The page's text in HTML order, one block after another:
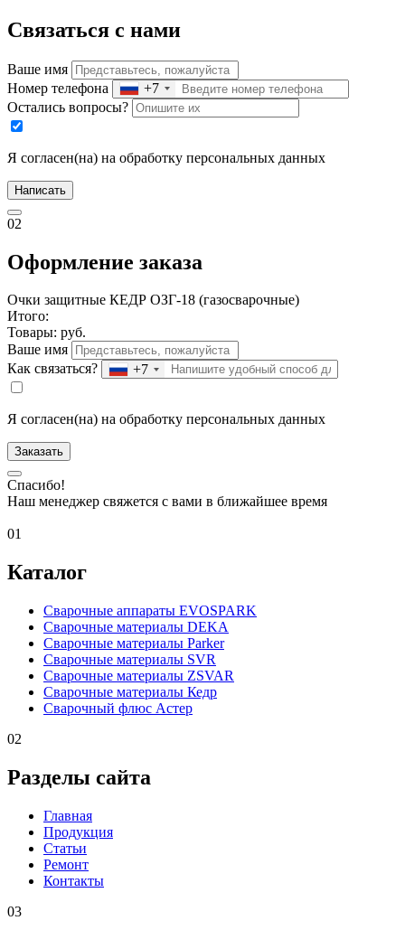
Связаться с нами
Ваше имя
Номер телефона
+7
Остались вопросы?
Я согласен(на) на обработку персональных данных
Написать
02
Оформление заказа
Очки защитные КЕДР ОЗГ-18 (газосварочные)
Итого:
Товары: руб.
Ваше имя
Как связаться?
+7
Я согласен(на) на обработку персональных данных
Заказать
Спасибо!
Наш менеджер свяжется с вами в ближайшее время
01
Каталог
Сварочные аппараты EVOSPARK
Сварочные материалы DEKA
Сварочные материалы Parker
Сварочные материалы SVR
Сварочные материалы ZSVAR
Сварочные материалы Кедр
Сварочный флюс Астер
02
Разделы сайта
Главная
Продукция
Статьи
Ремонт
Контакты
03